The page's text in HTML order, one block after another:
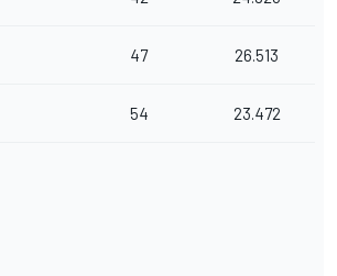
47 26.513
54 23.472